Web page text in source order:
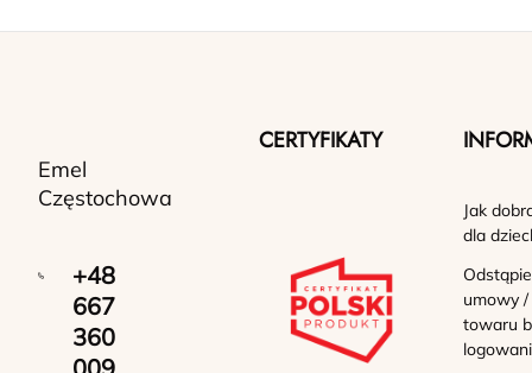
Emel
Częstochowa
+48
667
360
CERTYFIKATY
Jak
dla
umowy
towaru